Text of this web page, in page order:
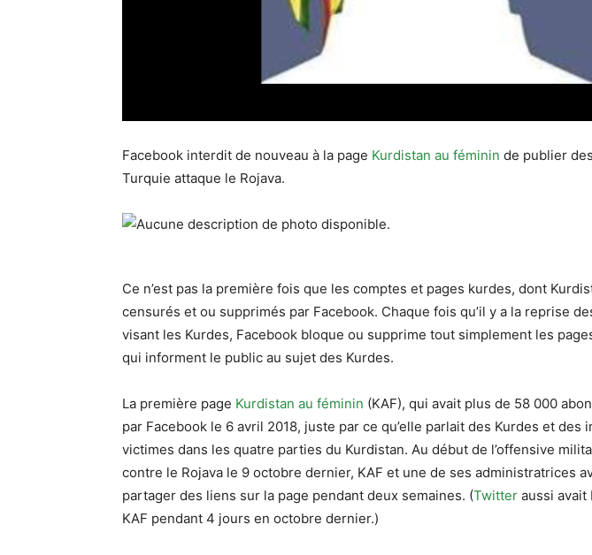
Facebook interdit de nouveau à la page Kurdistan au féminin de publier
Turquie attaque le Rojava.
Ce n’est pas la première fois que les comptes et pages kurdes, dont
censurés et ou supprimés par Facebook. Chaque fois qu’il y a la reprise
visant les Kurdes, Facebook bloque ou supprime tout simplement les
qui informent le public au sujet des Kurdes.
La première page Kurdistan au féminin (KAF), qui avait plus de 58 000
par Facebook le 6 avril 2018, juste par ce qu’elle parlait des Kurdes et des
victimes dans les quatre parties du Kurdistan. Au début de l’offensive
contre le Rojava le 9 octobre dernier, KAF et une de ses administratrices
partager des liens sur la page pendant deux semaines. (Twitter aussi avait
KAF pendant 4 jours en octobre dernier.)